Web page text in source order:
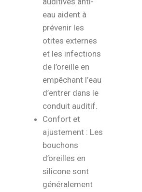
eau aident à
prévenir les
otites externes
et les infections
de l’oreille en
empêchant l’eau
d’entrer dans le
conduit auditif.
Confort et
ajustement : Les
bouchons
d’oreilles en
silicone sont
généralement